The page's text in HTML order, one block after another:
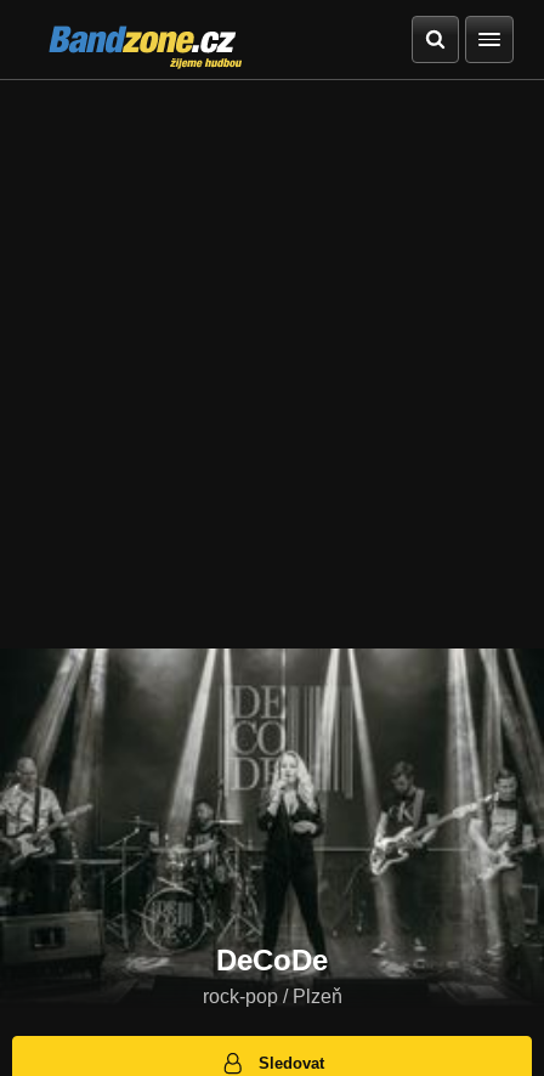
Bandzone.cz
žijeme hudbou
DeCoDe
rock-pop / Plzeň
Sledovat